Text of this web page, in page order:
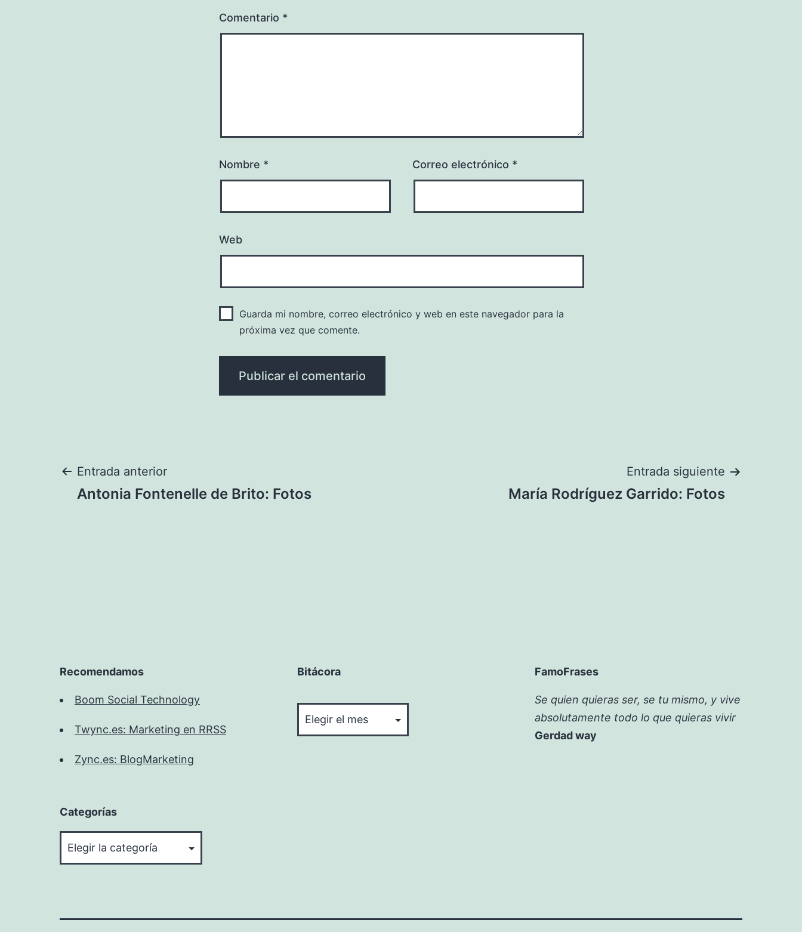
Comentario *
Nombre * Correo electrónico *
Web
Guarda mi nombre, correo electrónico y web en este navegador para la
próxima vez que comente.
Navegación
Entrada anterior
Antonia Fontenelle de Brito: Fotos
Entrada siguiente
María Rodríguez Garrido: Fotos
Recomendamos
Boom Social Technology
Twync.es: Marketing en RRSS
Zync.es: BlogMarketing
Bitácora FamoFrases
Se quien quieras ser, se tu mismo, y vive
absolutamente todo lo que quieras vivir
Gerdad way
Categorías